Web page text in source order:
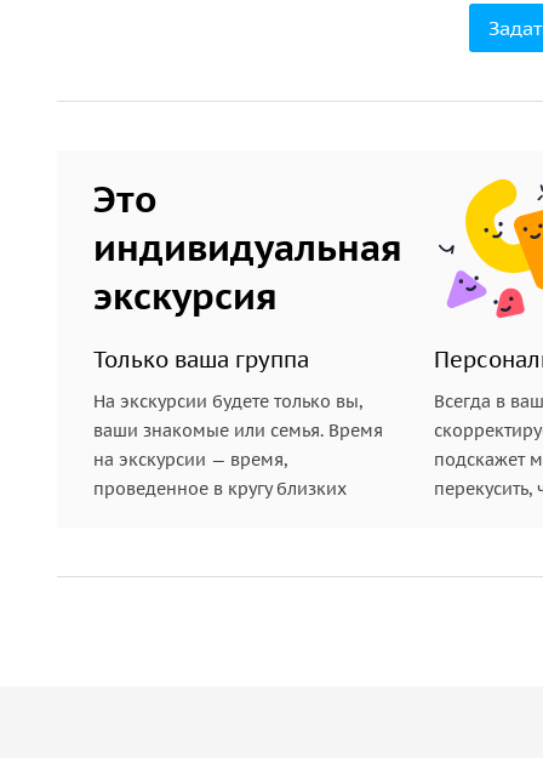
Это
индивидуальная
экскурсия
Только ваша группа
На экскурсии будете только вы,
ваши знакомые или семья. Время
на экскурсии — время,
проведенное в кругу близких
Всегда в
подскажет
перекусить,